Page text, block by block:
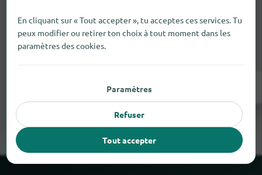
Il manque quelque chose ?
Tu as un magasin à Vosselaar
Inscrivez-vous maintenant !
En cliquant sur « Tout accepter », tu acceptes ces services. Tu
peux modifier ou retirer ton choix à tout moment dans les
paramètres des cookies.
Paramètres
Refuser
Tout accepter